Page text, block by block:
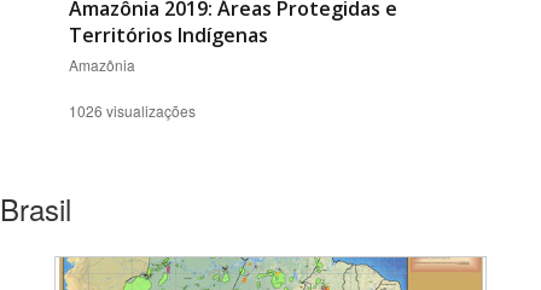
Amazônia 2019: Áreas Protegidas e
Territórios Indígenas
Amazônia
1026 visualizações
Brasil